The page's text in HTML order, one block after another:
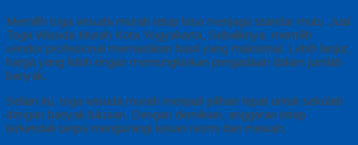
Memilih toga wisuda murah tetap bisa menjaga standar mutu. Jual
Toga Wisuda Murah Kota Yogyakarta, Sebaliknya, memilih
vendor profesional memastikan hasil yang maksimal. Lebih lanjut,
harga yang lebih ringan memungkinkan pengadaan dalam jumlah
banyak.
Selain itu, toga wisuda murah menjadi pilihan tepat untuk sekolah
dengan banyak lulusan. Dengan demikian, anggaran tetap
terkendali tanpa mengurangi kesan resmi dan mewah.